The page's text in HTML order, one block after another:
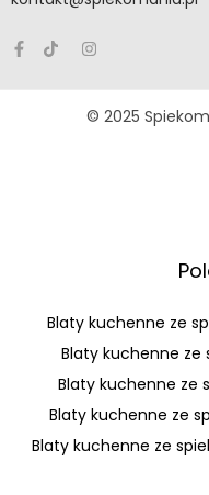
© 2025
Blaty kuchenne ze
Blaty kuchenne ze
Blaty kuchenne ze
Blaty kuchenne ze
Blaty kuchenne ze